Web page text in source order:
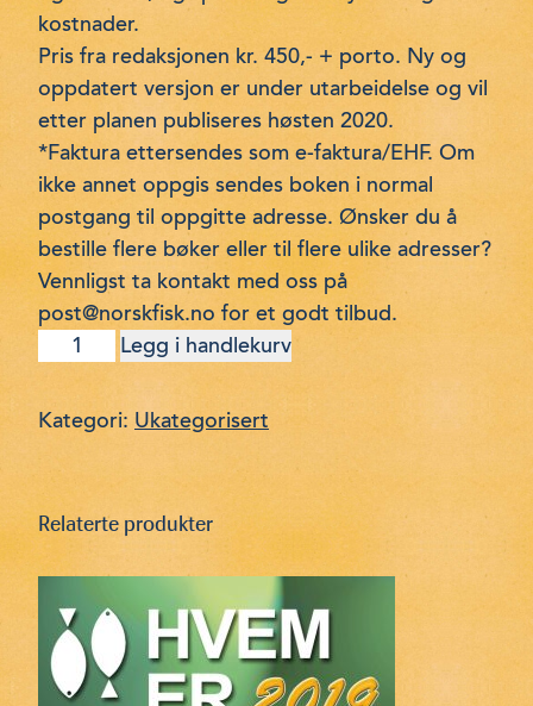
kostnader.
Pris fra redaksjonen kr. 450,- + porto. Ny og
oppdatert versjon er under utarbeidelse og vil
etter planen publiseres høsten 2020.
*Faktura ettersendes som e-faktura/EHF. Om
ikke annet oppgis sendes boken i normal
postgang til oppgitte adresse. Ønsker du å
bestille flere bøker eller til flere ulike adresser?
Vennligst ta kontakt med oss på
post@norskfisk.no for et godt tilbud.
Norsk
Fiskeindustri
Bedriftsoversikt
Legg i handlekurv
Kategori: Ukategorisert
Relaterte produkter